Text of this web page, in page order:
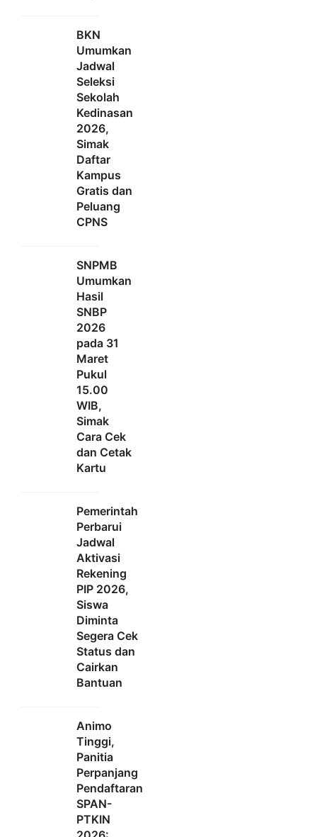
BKN
Umumkan
Jadwal
Seleksi
Sekolah
Kedinasan
2026,
Simak
Daftar
Kampus
Gratis dan
Peluang
CPNS
SNPMB
Umumkan
Hasil
SNBP
2026
pada 31
Maret
Pukul
15.00
WIB,
Simak
Cara Cek
dan Cetak
Kartu
Pemerintah
Perbarui
Jadwal
Aktivasi
Rekening
PIP 2026,
Siswa
Diminta
Segera Cek
Status dan
Cairkan
Bantuan
Animo
Tinggi,
Panitia
Perpanjang
Pendaftaran
SPAN-
PTKIN